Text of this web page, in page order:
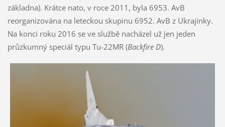
základna). Krátce nato, v roce 2011, byla 6953. AvB
reorganizována na leteckou skupinu 6952. AvB z Ukrajinky.
Na konci roku 2016 se ve službě nacházel už jen jeden
průzkumný speciál typu Tu-22MR (Backfire D).